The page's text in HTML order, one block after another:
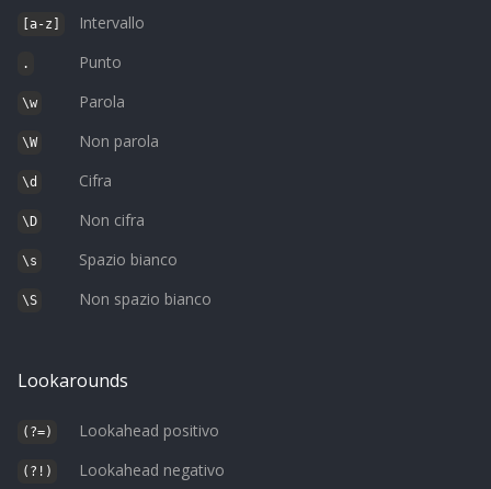
[a-z] Intervallo
. Punto
\w Parola
\W Non parola
\d Cifra
\D Non cifra
\s Spazio bianco
\S Non spazio bianco
Lookarounds
(?=) Lookahead positivo
(?!) Lookahead negativo